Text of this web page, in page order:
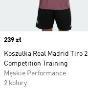
Price
239 zł
Koszulka Real Madrid Tiro
Competition Training
Męskie Performance
2 kolory